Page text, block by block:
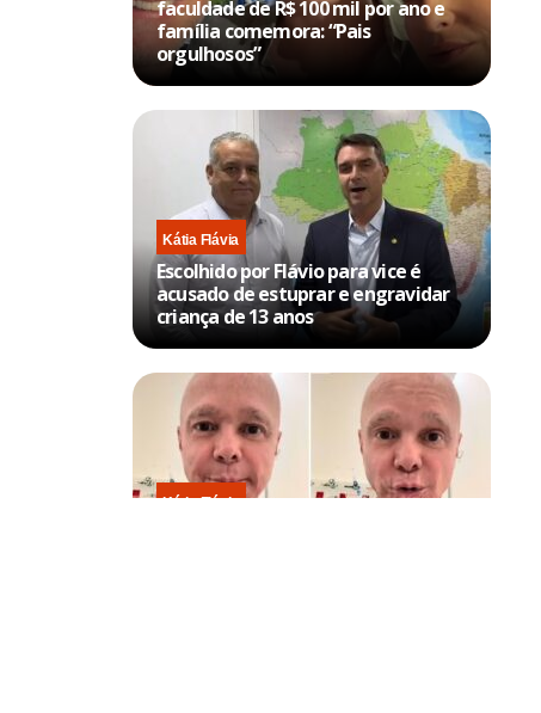
faculdade de R$ 100 mil por ano e
família comemora: “Pais
orgulhosos”
Kátia Flávia
Escolhido por Flávio para vice é
acusado de estuprar e engravidar
criança de 13 anos
Kátia Flávia